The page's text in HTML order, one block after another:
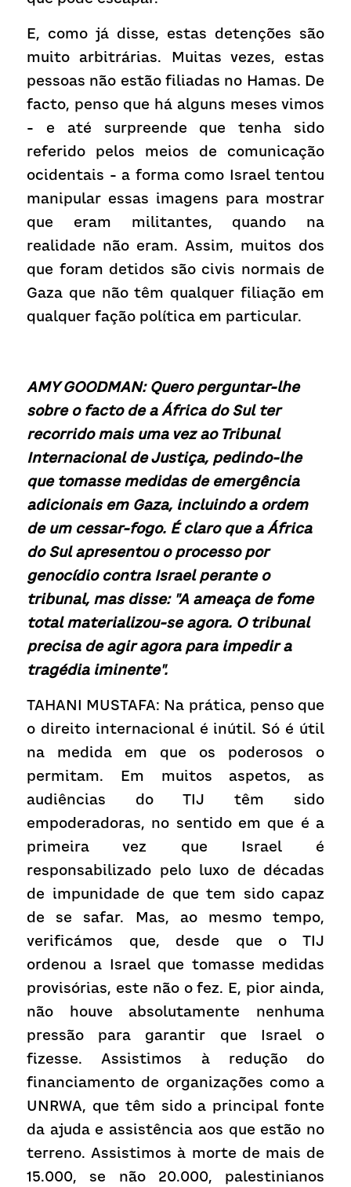
E, como já disse, estas detenções são
muito arbitrárias. Muitas vezes, estas
pessoas não estão filiadas no Hamas. De
facto, penso que há alguns meses vimos
- e até surpreende que tenha sido
referido pelos meios de comunicação
ocidentais - a forma como Israel tentou
manipular essas imagens para mostrar
que eram militantes, quando na
realidade não eram. Assim, muitos dos
que foram detidos são civis normais de
Gaza que não têm qualquer filiação em
qualquer fação política em particular.
AMY GOODMAN: Quero perguntar-lhe
sobre o facto de a África do Sul ter
recorrido mais uma vez ao Tribunal
Internacional de Justiça, pedindo-lhe
que tomasse medidas de emergência
adicionais em Gaza, incluindo a ordem
de um cessar-fogo. É claro que a África
do Sul apresentou o processo por
genocídio contra Israel perante o
tribunal, mas disse: "A ameaça de fome
total materializou-se agora. O tribunal
precisa de agir agora para impedir a
tragédia iminente".
TAHANI MUSTAFA: Na prática, penso que
o direito internacional é inútil. Só é útil
na medida em que os poderosos o
permitam. Em muitos aspetos, as
audiências do TIJ têm sido
empoderadoras, no sentido em que é a
primeira vez que Israel é
responsabilizado pelo luxo de décadas
de impunidade de que tem sido capaz
de se safar. Mas, ao mesmo tempo,
verificámos que, desde que o TIJ
ordenou a Israel que tomasse medidas
provisórias, este não o fez. E, pior ainda,
não houve absolutamente nenhuma
pressão para garantir que Israel o
fizesse. Assistimos à redução do
financiamento de organizações como a
UNRWA, que têm sido a principal fonte
da ajuda e assistência aos que estão no
terreno. Assistimos à morte de mais de
15.000, se não 20.000, palestinianos